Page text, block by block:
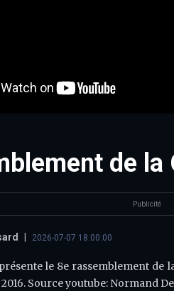
de
Publicité
2026-07-07 18:00:00
le 8e rassemblement de
Source youtube: Normand